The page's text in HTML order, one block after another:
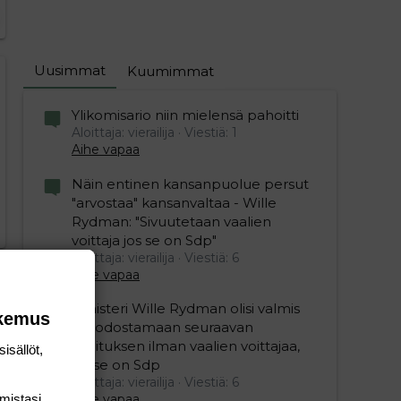
editoriin…
Uusimmat Kuumimmat
Ylikomisario niin mielensä pahoitti
Aloittaja: vierailija
Viestiä: 1
Aihe vapaa
Näin entinen kansanpuolue persut
"arvostaa" kansanvaltaa - Wille
Rydman: "Sivuutetaan vaalien
voittaja jos se on Sdp"
Aloittaja: vierailija
Viestiä: 6
Aihe vapaa
Ministeri Wille Rydman olisi valmis
muodostamaan seuraavan
hallituksen ilman vaalien voittajaa,
jos se on Sdp
Aloittaja: vierailija
Viestiä: 6